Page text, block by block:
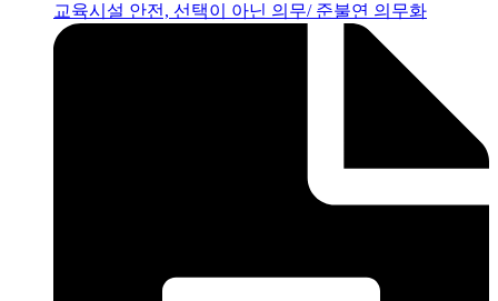
교육시설 안전, 선택이 아닌 의무/ 준불연 의무화